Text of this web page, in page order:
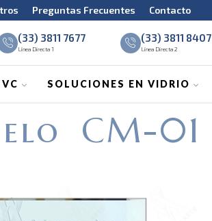
Preguntas Frecuentes Contacto
(33) 3811 7677
Línea Directa 1
(33) 3811 8407
Línea Directa 2
SOLUCIONES EN VIDRIO
CM-01